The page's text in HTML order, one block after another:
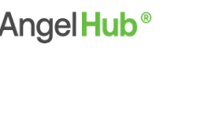
DE BLOG